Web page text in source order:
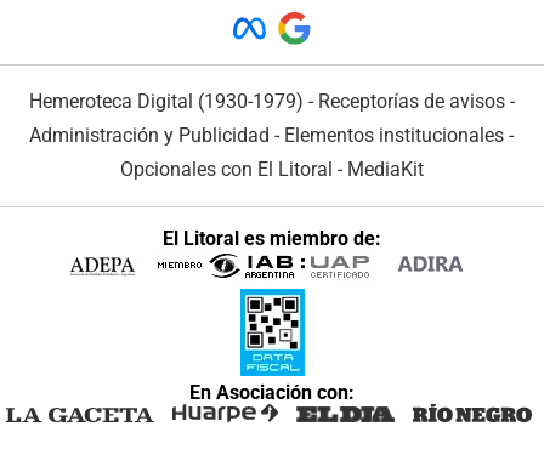
Hemeroteca Digital (1930-1979) - Receptorías de avisos -
Administración y Publicidad - Elementos institucionales -
Opcionales con El Litoral - MediaKit
El Litoral es miembro de:
En Asociación con: